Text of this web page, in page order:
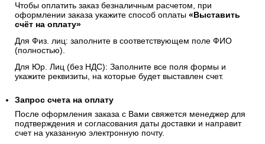
Чтобы оплатить заказ безналичным расчетом, при
оформлении заказа укажите способ оплаты «Выставить
счёт на оплату»
Для Физ. лиц: заполните в соответствующем поле ФИО
(полностью).
Для Юр. Лиц (без НДС): Заполните все поля формы и
укажите реквизиты, на которые будет выставлен счет.
Запрос счета на оплату
После оформления заказа с Вами свяжется менеджер для
подтверждения и согласования даты доставки и направит
счет на указанную электронную почту.